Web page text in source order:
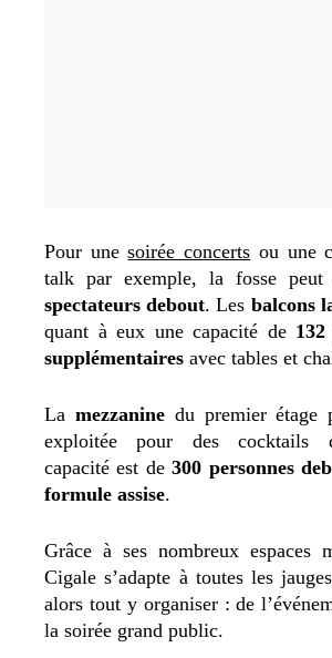
Pour unesoirée concerts ou une
talk par exemple, la fosse peut
spectateurs debout. Les balcons
quant à eux une capacité de 132
supplémentaires avec tables et
La mezzaninedu premier étage
exploitée pour des cocktails
capacité est de300 personnes
formule assise.
Grâce à ses nombreux espaces
Cigale s’adapte à toutes les
alors tout y organiser : de
la soirée grand public.